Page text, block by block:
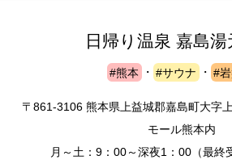
日帰り温泉 嘉島湯
#熊本 ・ #サウナ ・ #
〒861-3106 熊本県上益城郡嘉島町大字
モール熊本内
月～土：9：00～深夜1：00（最終